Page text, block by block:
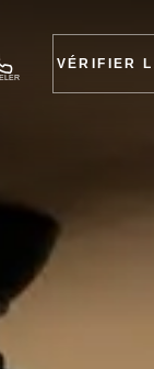
VÉRIFIER